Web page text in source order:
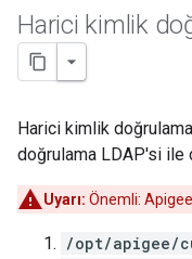
Harici kimlik
Harici kimlik
doğrulama LDAP'si ile
Uyarı: Önemli:
/opt/apigee/